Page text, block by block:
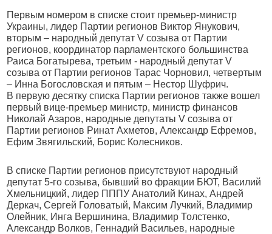
Первым номером в списке стоит премьер-министр
Украины, лидер Партии регионов Виктор Янукович,
вторым – народный депутат V созыва от Партии
регионов, координатор парламентского большинства
Раиса Богатырева, третьим - народный депутат V
созыва от Партии регионов Тарас Чорновил, четвертым
– Инна Богословская и пятым – Нестор Шуфрич.
В первую десятку списка Партии регионов также вошел
первый вице-премьер министр, министр финансов
Николай Азаров, народные депутаты V созыва от
Партии регионов Ринат Ахметов, Александр Ефремов,
Ефим Звягильский, Борис Колесников.
В списке Партии регионов присутствуют народный
депутат 5-го созыва, бывший во фракции БЮТ, Василий
Хмельницкий, лидер ПППУ Анатолий Кинах, Андрей
Деркач, Сергей Головатый, Максим Лучкий, Владимир
Олейник, Инга Вершинина, Владимир Толстенко,
Александр Волков, Геннадий Васильев, народные